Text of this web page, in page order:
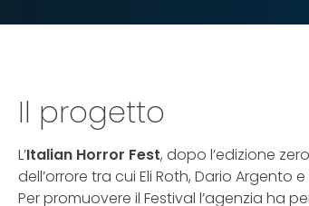
Il progetto
L’Italian Horror Fest, dopo l’edizione
dell’orrore tra cui Eli Roth, Dario Argento
Per promuovere il Festival l’agenzia ha